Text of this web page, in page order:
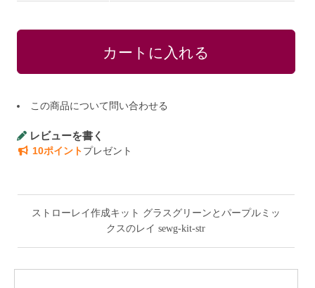
この商品について問い合わせる
レビューを書く
10ポイントプレゼント
ストローレイ作成キット グラスグリーンとパープルミッ
クスのレイ sewg-kit-str